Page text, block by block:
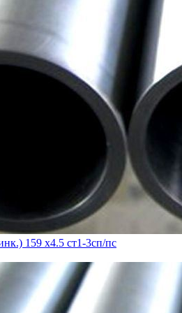
159 х4.5 ст1-3сп/пс